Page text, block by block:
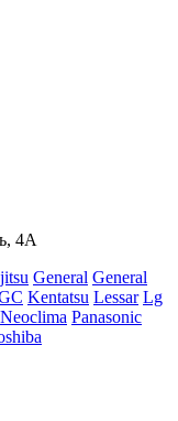
4А
General General
Kentatsu Lessar Lg
Neoclima Panasonic